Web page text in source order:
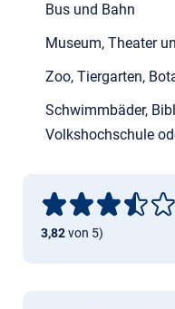
Bus und Bahn
Museum, Theater
Zoo, Tiergarten,
Schwimmbäder,
Volkshochschule
3,82von 5)